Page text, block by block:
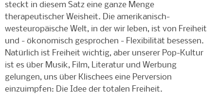
steckt in diesem Satz eine ganze Menge
therapeutischer Weisheit. Die amerikanisch-
westeuropäische Welt, in der wir leben, ist von Freiheit
und - ökonomisch gesprochen - Flexibilität besessen.
Natürlich ist Freiheit wichtig, aber unserer Pop-Kultur
ist es über Musik, Film, Literatur und Werbung
gelungen, uns über Klischees eine Perversion
einzuimpfen: Die Idee der totalen Freiheit.